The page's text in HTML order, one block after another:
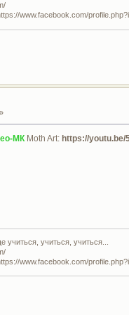
www.facebook.com/
МКMoth Art: https://youtu.be/
учиться, учиться...
www.facebook.com/